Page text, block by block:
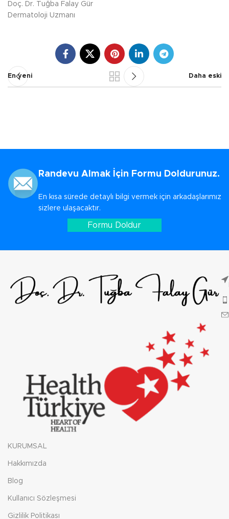
Doç. Dr. Tuğba Falay Gür
Dermatoloji Uzmanı
En yeni Daha eski
Randevu Almak İçin Formu Doldurunuz.
En kısa sürede detaylı bilgi vermek için arkadaşlarımız
sizlere ulaşacaktır.
Formu Doldur
KURUMSAL
Hakkımızda
Blog
Kullanıcı Sözleşmesi
Gizlilik Politikası